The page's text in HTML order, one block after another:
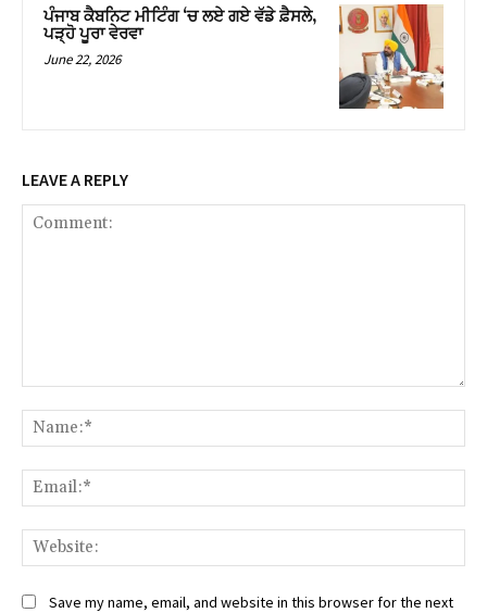
ਪੰਜਾਬ ਕੈਬਨਿਟ ਮੀਟਿੰਗ ‘ਚ ਲਏ ਗਏ ਵੱਡੇ ਫ਼ੈਸਲੇ,
ਪੜ੍ਹੋ ਪੂਰਾ ਵੇਰਵਾ
June 22, 2026
LEAVE A REPLY
Save my name, email, and website in this browser for the next